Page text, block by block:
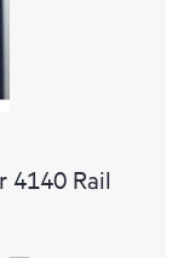
4140 Rail